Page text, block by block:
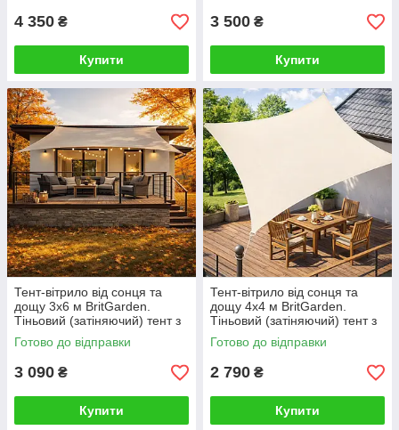
4 350 ₴
Купити
3 500 ₴
Купити
Тент-вітрило від сонця та
дощу 3х6 м BritGarden.
Тіньовий (затіняючий) тент з
оксфорду, бежевий. Тінь 95%
Готово до відправки
3 090 ₴
Купити
Тент-вітрило від сонця та
дощу 4х4 м BritGarden.
Тіньовий (затіняючий) тент з
оксфорду, бежевий. Тінь 95%
Готово до відправки
2 790 ₴
Купити